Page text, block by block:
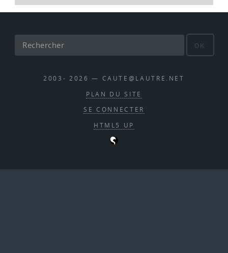
OK
2003- 2026 — CAUTE@LAUTRE.NET
PLAN DU SITE
SE CONNECTER
HTML5 UP